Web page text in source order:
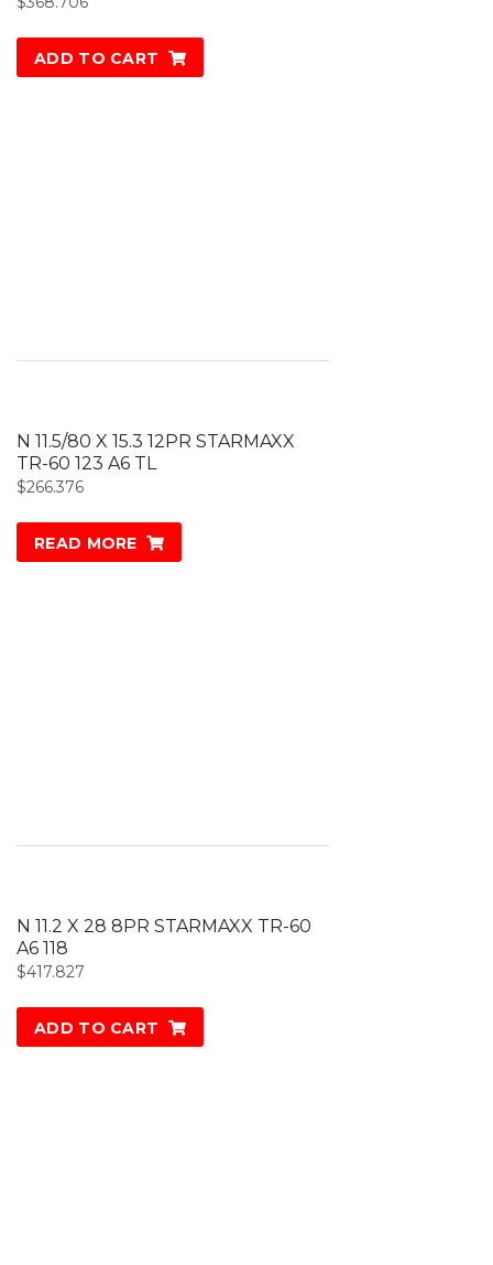
ADD TO CART
N 11.5/80 X 15.3 12PR STARMAXX
TR-60 123 A6 TL
$266.376
READ MORE
N 11.2 X 28 8PR STARMAXX TR-60
A6 118
$417.827
ADD TO CART